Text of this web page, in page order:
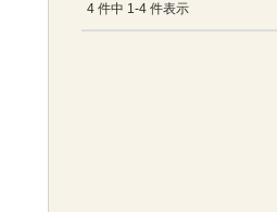
4 件中 1-4 件表示